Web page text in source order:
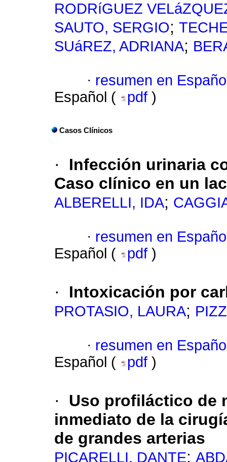
RODRíGUEZ
SAUTO, SERGIO;
SUáREZ, ADRIANA;
· resumen en
Español (
pdf )
Casos Clínicos
·
Infección urinaria
Caso clínico en un
ALBERELLI, IDA;
· resumen en
Español (
pdf )
· Intoxicación por
PROTASIO, LAURA;
· resumen en
Español (
pdf )
·
Uso profiláctico de
inmediato de la
de grandes arterias
PICARELLI, DANTE;